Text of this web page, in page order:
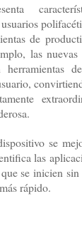
de
las nuevas
se
las
se inicien sin
rápido.